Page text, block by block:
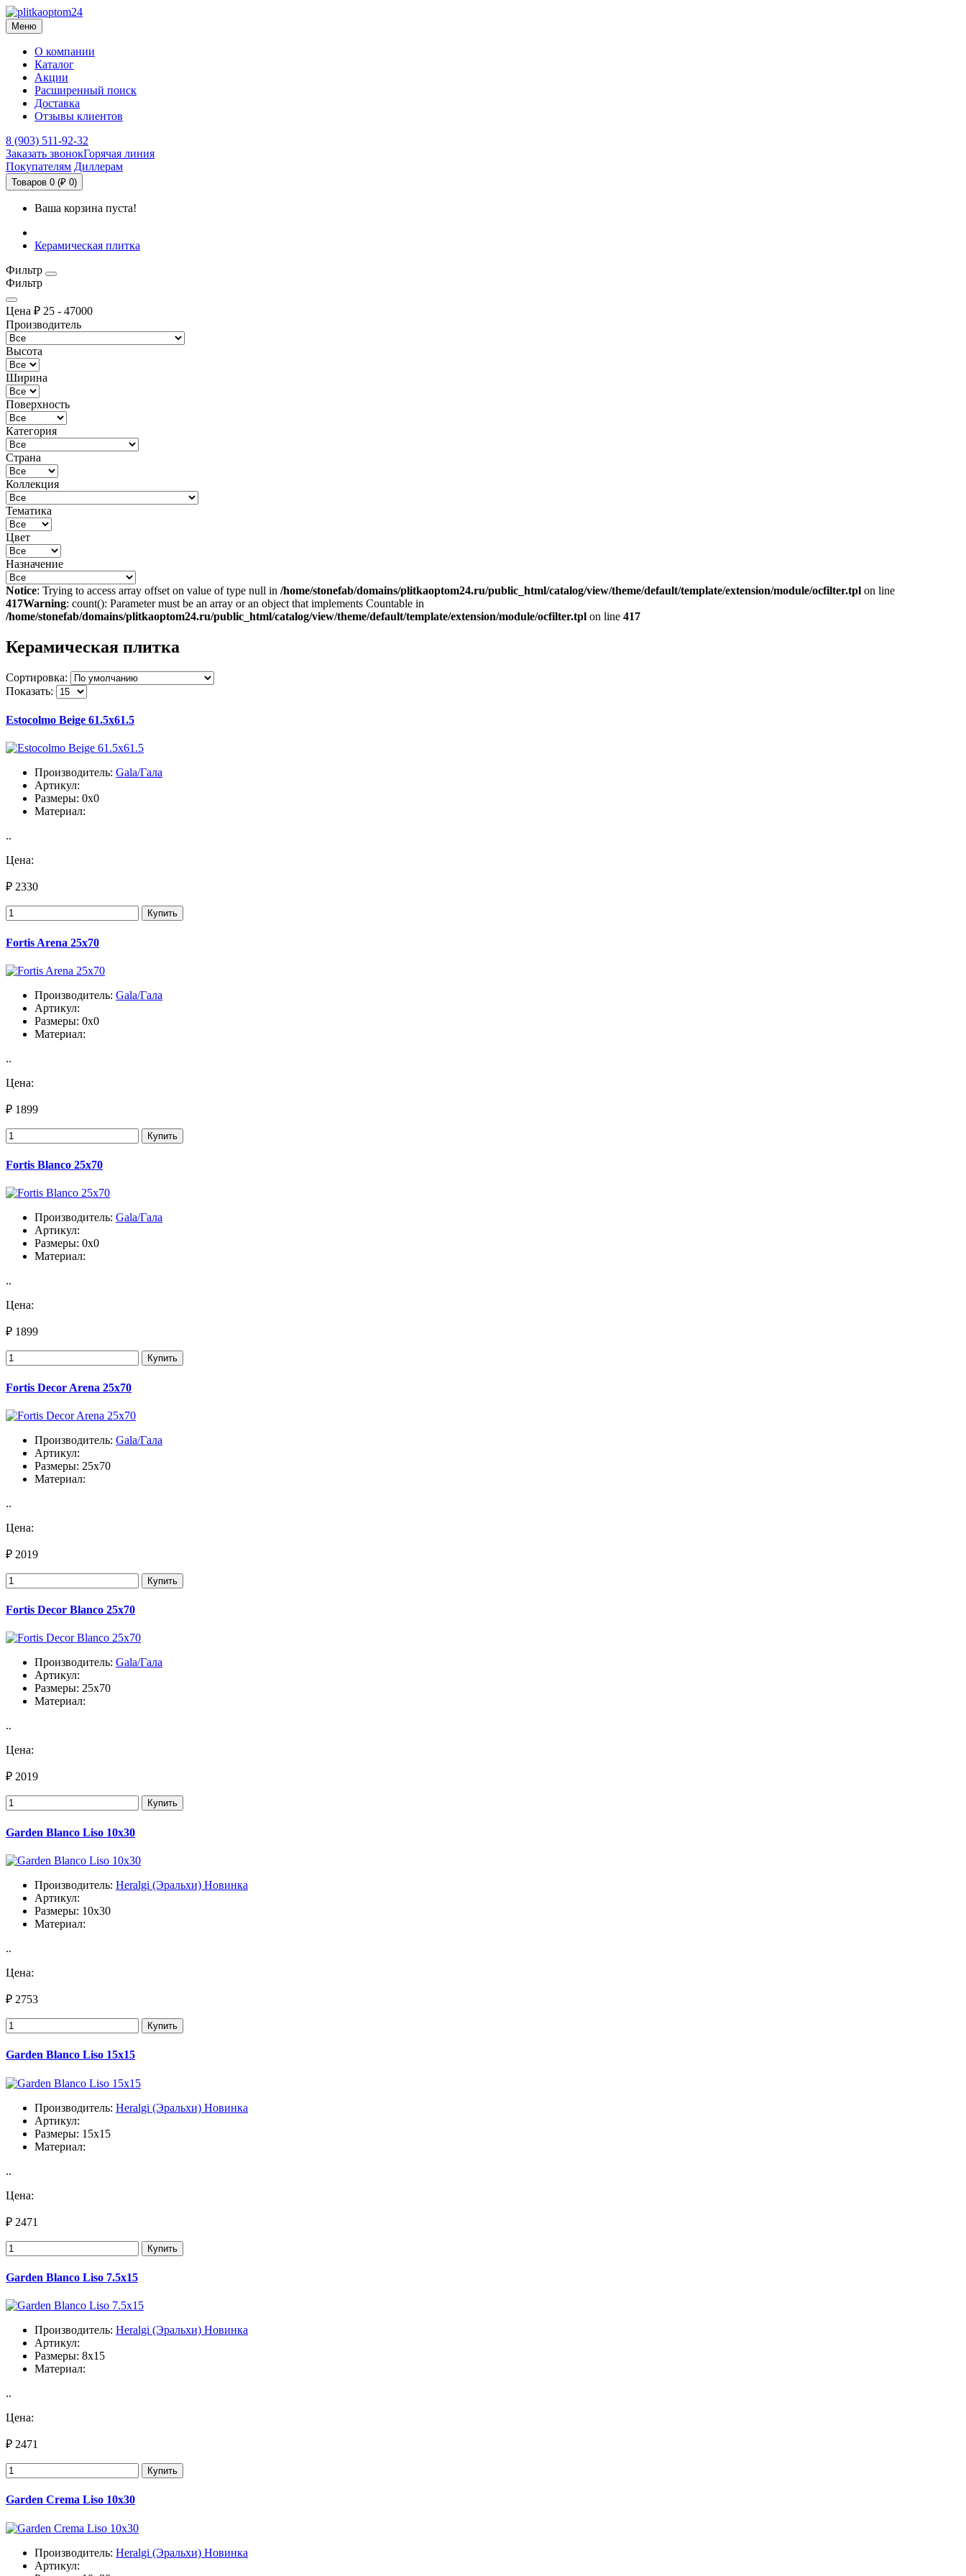
Меню
О компании
Каталог
Акции
Расширенный поиск
Доставка
Отзывы клиентов
8 (903) 511-92-32
Заказать звонокГорячая линия
Покупателям Диллерам
Товаров 0 (₽ 0)
Ваша корзина пуста!
Керамическая плитка
Фильтр
Фильтр
Цена ₽ 25 - 47000
Производитель
Высота
Ширина
Поверхность
Категория
Страна
Коллекция
Тематика
Цвет
Назначение
Notice: Trying to access array offset on value of type null in /home/stonefab/domains/plitkaoptom24.ru/public_html/catalog/view/theme/default/template/extension/module/ocfilter.tpl on line
417Warning: count(): Parameter must be an array or an object that implements Countable in
/home/stonefab/domains/plitkaoptom24.ru/public_html/catalog/view/theme/default/template/extension/module/ocfilter.tpl on line 417
Керамическая плитка
Сортировка:
Показать:
Estocolmo Beige 61.5x61.5
Производитель: Gala/Гала
Артикул:
Размеры: 0x0
Материал:
..
Цена:
₽ 2330
Купить
Fortis Arena 25x70
Производитель: Gala/Гала
Артикул:
Размеры: 0x0
Материал:
..
Цена:
₽ 1899
Купить
Fortis Blanco 25x70
Производитель: Gala/Гала
Артикул:
Размеры: 0x0
Материал:
..
Цена:
₽ 1899
Купить
Fortis Decor Arena 25x70
Производитель: Gala/Гала
Артикул:
Размеры: 25x70
Материал:
..
Цена:
₽ 2019
Купить
Fortis Decor Blanco 25x70
Производитель: Gala/Гала
Артикул:
Размеры: 25x70
Материал:
..
Цена:
₽ 2019
Купить
Garden Blanco Liso 10х30
Производитель: Heralgi (Эральхи) Новинка
Артикул:
Размеры: 10x30
Материал:
..
Цена:
₽ 2753
Купить
Garden Blanco Liso 15х15
Производитель: Heralgi (Эральхи) Новинка
Артикул:
Размеры: 15x15
Материал:
..
Цена:
₽ 2471
Купить
Garden Blanco Liso 7.5х15
Производитель: Heralgi (Эральхи) Новинка
Артикул:
Размеры: 8x15
Материал:
..
Цена:
₽ 2471
Купить
Garden Crema Liso 10х30
Производитель: Heralgi (Эральхи) Новинка
Артикул: